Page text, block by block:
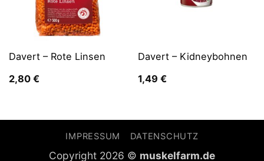
Davert – Rote Linsen
2,80 €
Davert – Kidneybohnen
1,49 €
IMPRESSUM DATENSCHUTZ
Copyright 2026 © muskelfarm.de